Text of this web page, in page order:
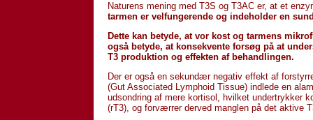
Naturens mening med T3S og T3AC er, at et
tarmen er velfungerende og indeholder en
Dette kan betyde, at vor kost og tarmens
også betyde, at konsekvente forsøg på at
T3 produktion og effekten af behandlingen.
Der er også en sekundær negativ effekt af
(Gut Associated Lymphoid Tissue) indlede en
udsondring af mere kortisol, hvilket undertrykker
(rT3), og forværrer derved manglen på det aktive